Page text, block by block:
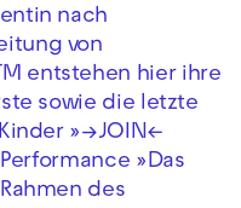
nach
von
entstehen hier ihre
sowie die letzte
»→JOIN←
»Das
des